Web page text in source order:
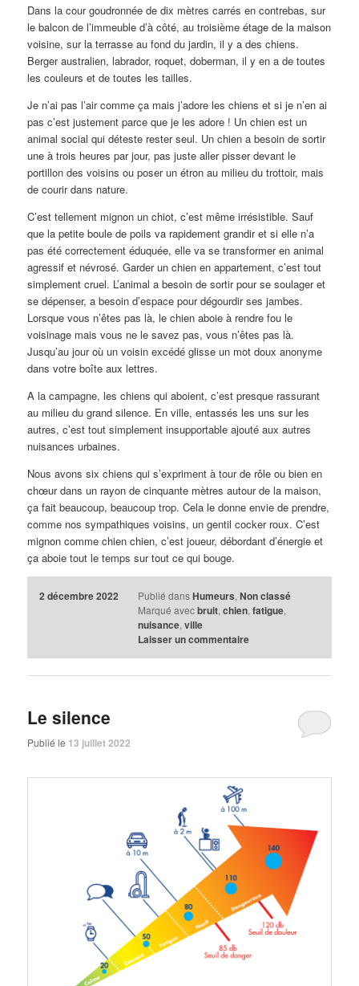
Dans la cour goudronnée de dix mètres carrés en contrebas, sur
le balcon de l’immeuble d’à côté, au troisième étage de la maison
voisine, sur la terrasse au fond du jardin, il y a des chiens.
Berger australien, labrador, roquet, doberman, il y en a de toutes
les couleurs et de toutes les tailles.
Je n’ai pas l’air comme ça mais j’adore les chiens et si je n’en ai
pas c’est justement parce que je les adore ! Un chien est un
animal social qui déteste rester seul. Un chien a besoin de sortir
une à trois heures par jour, pas juste aller pisser devant le
portillon des voisins ou poser un étron au milieu du trottoir, mais
de courir dans nature.
C’est tellement mignon un chiot, c’est même irrésistible. Sauf
que la petite boule de poils va rapidement grandir et si elle n’a
pas été correctement éduquée, elle va se transformer en animal
agressif et névrosé. Garder un chien en appartement, c’est tout
simplement cruel. L’animal a besoin de sortir pour se soulager et
se dépenser, a besoin d’espace pour dégourdir ses jambes.
Lorsque vous n’êtes pas là, le chien aboie à rendre fou le
voisinage mais vous ne le savez pas, vous n’êtes pas là.
Jusqu’au jour où un voisin excédé glisse un mot doux anonyme
dans votre boîte aux lettres.
A la campagne, les chiens qui aboient, c’est presque rassurant
au milieu du grand silence. En ville, entassés les uns sur les
autres, c’est tout simplement insupportable ajouté aux autres
nuisances urbaines.
Nous avons six chiens qui s’expriment à tour de rôle ou bien en
chœur dans un rayon de cinquante mètres autour de la maison,
ça fait beaucoup, beaucoup trop. Cela le donne envie de prendre,
comme nos sympathiques voisins, un gentil cocker roux. C’est
mignon comme chien chien, c’est joueur, débordant d’énergie et
ça aboie tout le temps sur tout ce qui bouge.
2 décembre 2022 Publié dans Humeurs, Non classé
Marqué avec bruit, chien, fatigue,
nuisance, ville
Laisser un commentaire
Le silence
Publié le 13 juillet 2022